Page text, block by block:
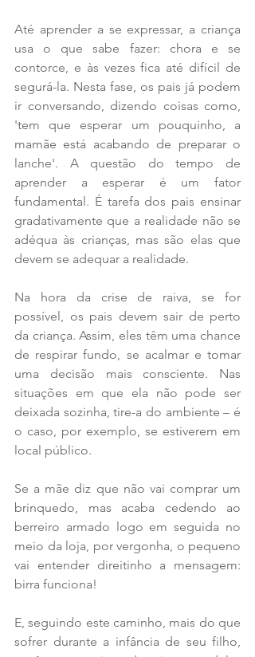
Até aprender a se expressar, a criança
usa o que sabe fazer: chora e se
contorce, e às vezes fica até difícil de
segurá-la. Nesta fase, os pais já podem
ir conversando, dizendo coisas como,
'tem que esperar um pouquinho, a
mamãe está acabando de preparar o
lanche'. A questão do tempo de
aprender a esperar é um fator
fundamental. É tarefa dos pais ensinar
gradativamente que a realidade não se
adéqua às crianças, mas são elas que
devem se adequar a realidade.
Na hora da crise de raiva, se for
possível, os pais devem sair de perto
da criança. Assim, eles têm uma chance
de respirar fundo, se acalmar e tomar
uma decisão mais consciente. Nas
situações em que ela não pode ser
deixada sozinha, tire-a do ambiente – é
o caso, por exemplo, se estiverem em
local público.
Se a mãe diz que não vai comprar um
brinquedo, mas acaba cedendo ao
berreiro armado logo em seguida no
meio da loja, por vergonha, o pequeno
vai entender direitinho a mensagem:
birra funciona!
E, seguindo este caminho, mais do que
sofrer durante a infância de seu filho,